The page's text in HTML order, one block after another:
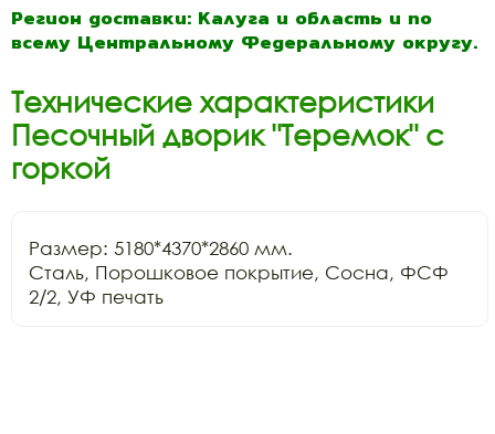
Регион доставки: Калуга и область и по
всему Центральному Федеральному округу.
Технические характеристики
Песочный дворик "Теремок" с
горкой
Размер: 5180*4370*2860 мм.
Сталь, Порошковое покрытие, Сосна, ФСФ
2/2, УФ печать